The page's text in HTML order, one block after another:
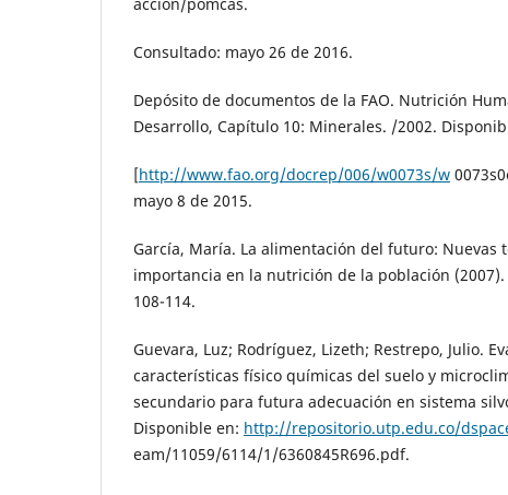
Consultado: mayo 26 de 2016.
Depósito de documentos de la FAO. Nutrición
Desarrollo, Capítulo 10: Minerales. /2002.
[http://www.fao.org/docrep/006/w0073s/w
mayo 8 de 2015.
García, María. La alimentación del futuro: Nuevas
importancia en la nutrición de la población (2007).
108-114.
Guevara, Luz; Rodríguez, Lizeth; Restrepo, Julio.
características físico químicas del suelo y
secundario para futura adecuación en sistema
Disponible en: http://repositorio.utp.edu.co/
eam/11059/6114/1/6360845R696.pdf.